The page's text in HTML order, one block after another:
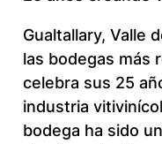
Gualtallary, Valle
las bodegas más
celebra sus 25
industria
bodega ha sido